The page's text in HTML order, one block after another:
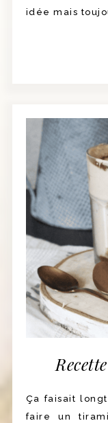
idée mais
Ça faisait
faire un